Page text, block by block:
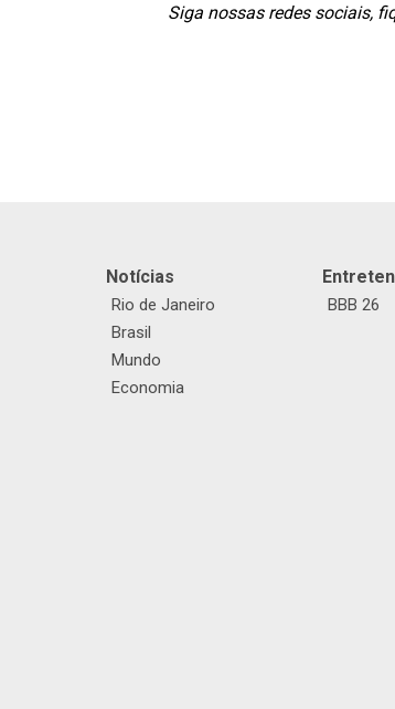
Siga nossas redes sociais,
Notícias
Rio de Janeiro
Brasil
Mundo
Economia
BBB 26